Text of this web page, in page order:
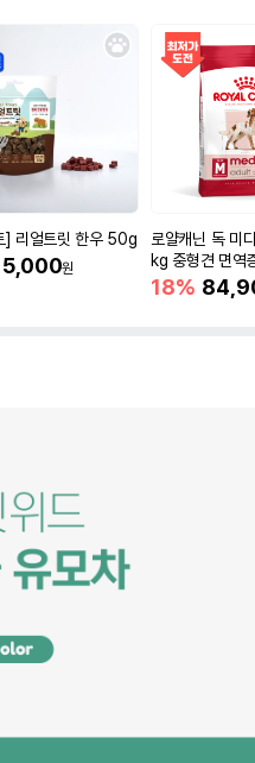
] 리얼트릿 한우 50g
5,000원
로얄캐닌 독 미
kg 중형견 면역
18%